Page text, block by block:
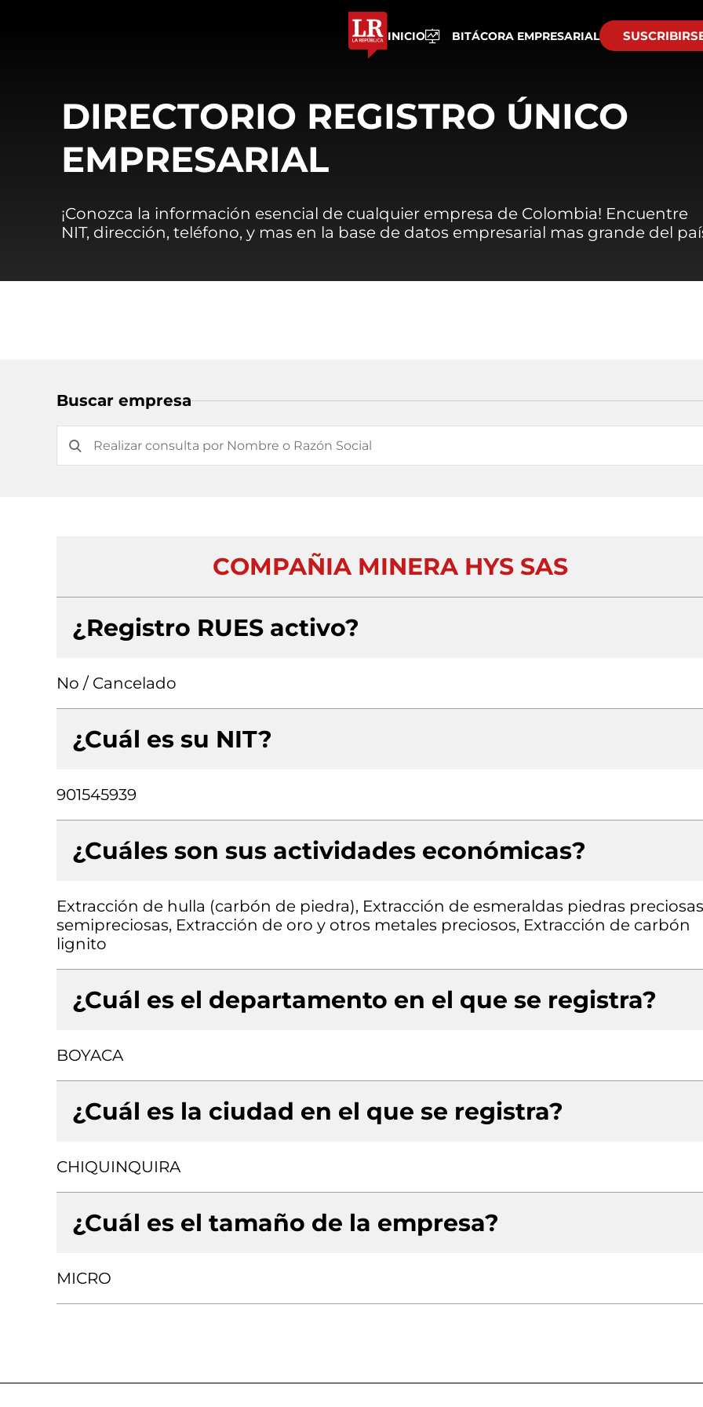
INICIO BITÁCORA EMPRESARIAL
DIRECTORIO REGISTRO ÚNICO
EMPRESARIAL
¡Conozca la información esencial de cualquier empresa de Colombia! Encuentre
NIT, dirección, teléfono, y mas en la base de datos empresarial mas grande del
Buscar empresa
COMPAÑIA MINERA HYS SAS
¿Registro RUES activo?
No / Cancelado
¿Cuál es su NIT?
901545939
¿Cuáles son sus actividades económicas?
Extracción de hulla (carbón de piedra), Extracción de esmeraldas piedras
semipreciosas, Extracción de oro y otros metales preciosos, Extracción de carbón
lignito
¿Cuál es el departamento en el que se registra?
BOYACA
¿Cuál es la ciudad en el que se registra?
CHIQUINQUIRA
¿Cuál es el tamaño de la empresa?
MICRO